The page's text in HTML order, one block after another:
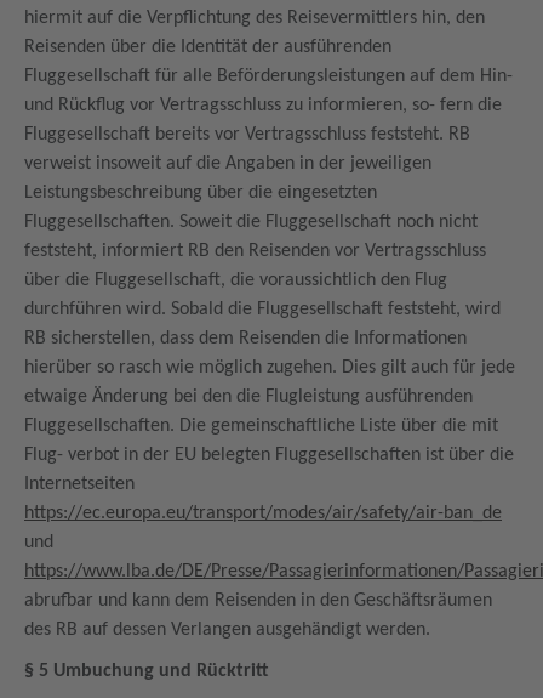
hiermit auf die Verpflichtung des Reisevermittlers hin, den
Reisenden über die Identität der ausführenden
Fluggesellschaft für alle Beförderungsleistungen auf dem Hin-
und Rückflug vor Vertragsschluss zu informieren, so- fern die
Fluggesellschaft bereits vor Vertragsschluss feststeht. RB
verweist insoweit auf die Angaben in der jeweiligen
Leistungsbeschreibung über die eingesetzten
Fluggesellschaften. Soweit die Fluggesellschaft noch nicht
feststeht, informiert RB den Reisenden vor Vertragsschluss
über die Fluggesellschaft, die voraussichtlich den Flug
durchführen wird. Sobald die Fluggesellschaft feststeht, wird
RB sicherstellen, dass dem Reisenden die Informationen
hierüber so rasch wie möglich zugehen. Dies gilt auch für jede
etwaige Änderung bei den die Flugleistung ausführenden
Fluggesellschaften. Die gemeinschaftliche Liste über die mit
Flug- verbot in der EU belegten Fluggesellschaften ist über die
Internetseiten
https://ec.europa.eu/transport/modes/air/safety/air-ban_de
und
https://www.lba.de/DE/Presse/Passagierinformationen/
abrufbar und kann dem Reisenden in den Geschäftsräumen
des RB auf dessen Verlangen ausgehändigt werden.
§ 5 Umbuchung und Rücktritt